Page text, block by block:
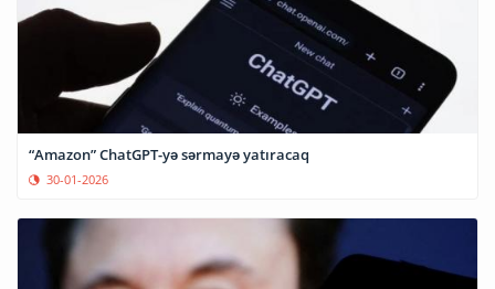
“Amazon” ChatGPT-yə sərmayə yatıracaq
30-01-2026